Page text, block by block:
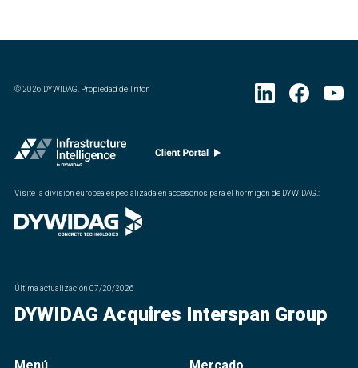
©2026 DYWIDAG. Propiedad de Triton
Visite la división europea especializada en accesorios para el hormigón de DYWIDAG.:
Última actualización 07/20/2026
DYWIDAG Acquires Interspan Group